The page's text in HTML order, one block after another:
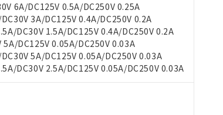
6A/DC125V 0.5A/DC250V 0.25A
3A/DC125V 0.4A/DC250V 0.2A
DC30V 1.5A/DC125V 0.4A/DC250V 0.2A
5A/DC125V 0.05A/DC250V 0.03A
5A/DC125V 0.05A/DC250V 0.03A
DC30V 2.5A/DC125V 0.05A/DC250V 0.03A
指令（10物質）の非含有に対応した製品が提供可能